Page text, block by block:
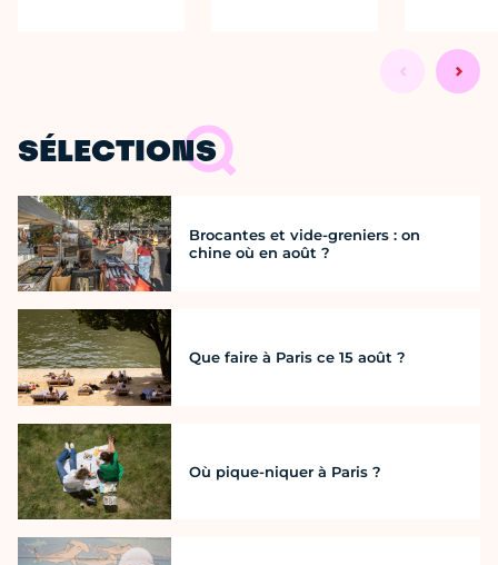
SÉLECTIONS
Brocantes et vide-greniers : on
chine où en août ?
Que faire à Paris ce 15 août ?
Où pique-niquer à Paris ?